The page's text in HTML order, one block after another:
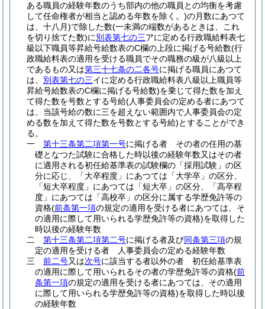
ある職員の経験年数のうち部内の他の職員との均衡を考慮
して任命権者が相当と認める年数を除く。)の月数にあつて
は、十八月)で除した数(一未満の端数があるときは、これ
を切り捨てた数)に別表第七の三アに定める行政職給料表七
級以下職員等昇給号給数表のC欄の上段に掲げる号給数(行
政職給料表の適用を受ける職員でその職務の級が八級以上
であるもの又は第三十七条の二各号に掲げる職員にあつて
は、 別表第七の三イに定める行政職給料表八級以上職員等
昇給号給数表のC欄に掲げる号給数)を乗じて得た数を加え
て得た数を号数とする号給(人事委員会の定める者にあつて
は、当該号給の数に三を超えない範囲内で人事委員会の定
める数を加えて得た数を号数とする号給)とすることができ
る。
一
第十三条第二項第一号に掲げる者 その者の任用の基
礎となつた試験に合格した時以後の経験年数又はその者
に適用される初任給基準表の試験欄の「採用試験」の区
分に応じ、「大卒程度」にあつては「大学卒」の区分、
「短大卒程度」にあつては「短大卒」の区分、「高卒程
度」にあつては「高校卒」の区分に属する学歴免許等の
資格(前条第一項の規定の適用を受ける者にあつては、そ
の適用に際して用いられる学歴免許等の資格)を取得した
時以後の経験年数
二
第十三条第二項第二号に掲げる者及び同条第三項の規
定の適用を受ける者 人事委員会の定める経験年数
三
前二号又は次号に該当する者以外の者 初任給基準表
の適用に際して用いられるその者の学歴免許等の資格(前
条第一項の規定の適用を受ける者にあつては、その適用
に際して用いられる学歴免許等の資格)を取得した時以後
の経験年数